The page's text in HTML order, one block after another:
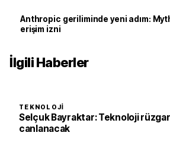
Anthropic geriliminde yeni adım:
erişim izni
İlgili Haberler
TEKNOLOJI
Selçuk Bayraktar: Teknoloji
canlanacak